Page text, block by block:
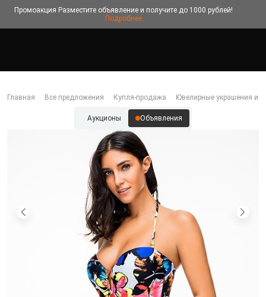
Промоакция Разместите объявление и получите до 1000 рублей!
Подробнее
Главная Все предложения Купля-продажа Ювелирные украшения и
Аукционы Объявления